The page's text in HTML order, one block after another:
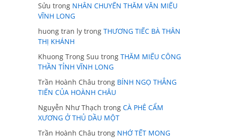
Sửu trong NHÂN CHUYẾN THĂM VĂN MIẾU
VĨNH LONG
huong tran ly trong THƯƠNG TIẾC BÀ THÂN
THỊ KHÁNH
Khuong Trong Suu trong THĂM MIẾU CÔNG
THẦN TỈNH VĨNH LONG
Trần Hoành Châu trong BÍNH NGỌ THẲNG
TIẾN CỦA HOÀNH CHÂU
Nguyễn Như Thạch trong CÀ PHÊ CẨM
XƯƠNG Ở THỦ DẦU MỘT
Trần Hoành Châu trong NHỚ TẾT MONG